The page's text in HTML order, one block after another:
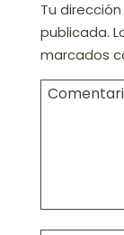
Tu
publicada.
marcados